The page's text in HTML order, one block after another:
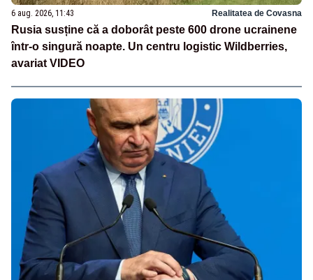
6 aug. 2026, 11:43 Realitatea de Covasna
Rusia susține că a doborât peste 600 drone ucrainene
într-o singură noapte. Un centru logistic Wildberries,
avariat VIDEO